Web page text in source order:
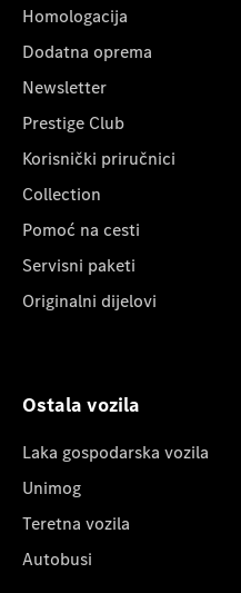
Homologacija
Dodatna oprema
Newsletter
Prestige Club
Korisnički priručnici
Collection
Pomoć na cesti
Servisni paketi
Originalni dijelovi
Ostala vozila
Laka gospodarska vozila
Unimog
Teretna vozila
Autobusi